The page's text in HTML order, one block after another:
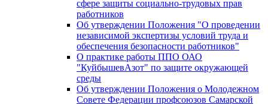
сфере защиты социально-трудовых прав
работников
Об утверждении Положения "О проведении
независимой экспертизы условий труда и
обеспечения безопасности работников"
О практике работы ППО ОАО
"КуйбышевАзот" по защите окружающей
среды
Об утверждении Положения о Молодежном
Совете Федерации профсоюзов Самарской